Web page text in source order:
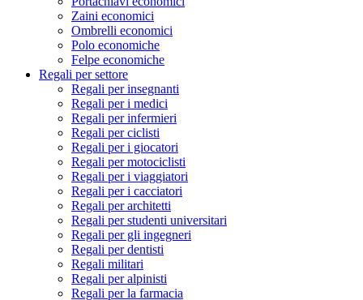
Zaini economici
Ombrelli economici
Polo economiche
Felpe economiche
Regali per settore
Regali per insegnanti
Regali per i medici
Regali per infermieri
Regali per ciclisti
Regali per i giocatori
Regali per motociclisti
Regali per i viaggiatori
Regali per i cacciatori
Regali per architetti
Regali per studenti universitari
Regali per gli ingegneri
Regali per dentisti
Regali militari
Regali per alpinisti
Regali per la farmacia